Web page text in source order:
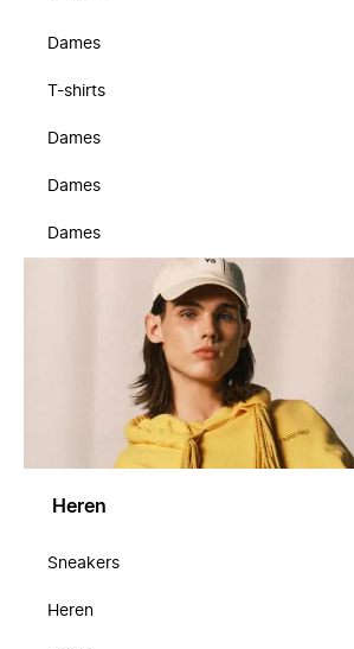
Dames
T-shirts
Dames
Dames
Dames
Heren
Sneakers
Heren